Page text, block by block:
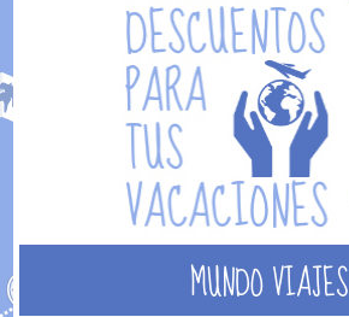
MUNDO VIAJES